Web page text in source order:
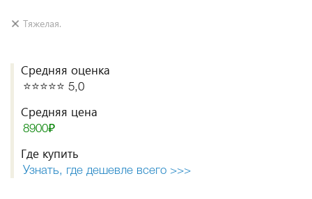
Тяжелая.
Средняя оценка
⭐️⭐️⭐️⭐️⭐️ 5,0
Средняя цена
8900₽
Где купить
Узнать, где дешевле всего >>>